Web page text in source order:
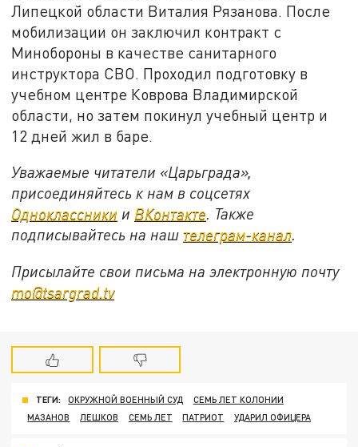
Липецкой области Виталия Рязанова. После
мобилизации он заключил контракт с
Минобороны в качестве санитарного
инструктора СВО. Проходил подготовку в
учебном центре Коврова Владимирской
области, но затем покинул учебный центр и
12 дней жил в баре.
Уважаемые читатели «Царьграда»,
присоединяйтесь к нам в соцсетях
Одноклассники и ВКонтакте. Также
подписывайтесь на наш телеграм-канал.
Присылайте свои письма на электронную почту
mo@tsargrad.tv
ТЕГИ: ОКРУЖНОЙ ВОЕННЫЙ СУД
СЕМЬ ЛЕТ КОЛОНИИ
МАЗАНОВ
ЛЕШКОВ СЕМЬ ЛЕТ ПАТРИОТ УДАРИЛ ОФИЦЕРА